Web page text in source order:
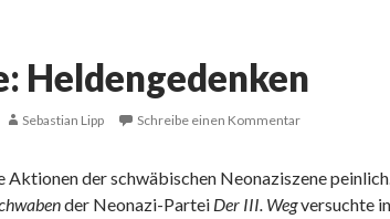
Heldengedenken
Sebastian Lipp Schreibe einen Kommentar
Aktionen der schwäbischen Neonaziszene
der Neonazi-Partei Der III. Wegversuchte in